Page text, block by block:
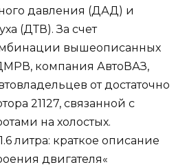
давления (ДАД) и
(ДТВ). За счет
вышеописанных
компания АвтоВАЗ,
от достаточно
21127, связанной с
на холостых.
литра: краткое описание
двигателя«